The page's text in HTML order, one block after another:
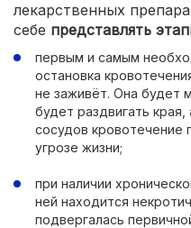
лекарственных
себе представлять
первым и самым
остановка
не заживёт. Она будет
будет раздвигать
сосудов кровотечение
угрозе жизни;
при наличии
ней находится
подвергалась